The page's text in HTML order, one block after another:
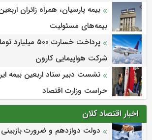
بیمه پارسیان، همراه زائران
بیمه‌های مسئولیت
پرداخت خسارت ۵۰۰
شرکت هواپیمایی کارون
نشست دبیر ستاد اربعین بیمه
حراست وزارت اقتصاد
اخبار اقتصاد کلان
دولت دوازدهم و ضرورت بازبینی